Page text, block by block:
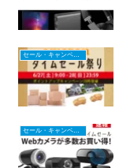
セール・キャンペーン